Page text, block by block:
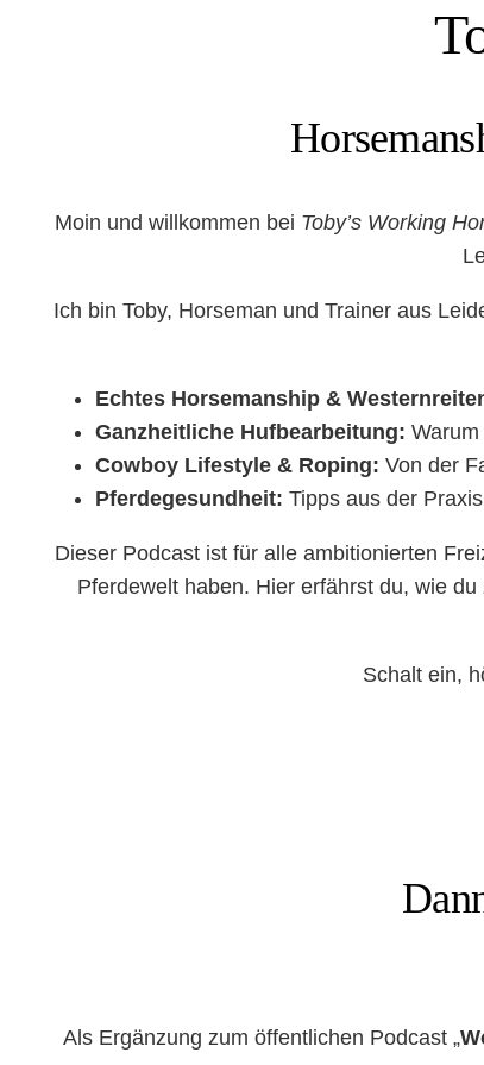
Moin und willkommen bei Toby’s Working
Ich bin Toby, Horseman und Trainer aus
Echtes Horsemanship &
Ganzheitliche Hufbearbeitung:
Cowboy Lifestyle & Roping: Von der
Pferdegesundheit: Tipps aus der
Dieser Podcast ist für alle ambitionierten
Pferdewelt haben. Hier erfährst du, wie
Schalt ein,
Als Ergänzung zum öffentlichen Podcast „